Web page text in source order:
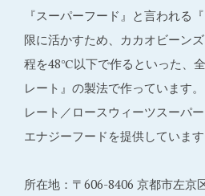
『スーパーフード』と言われる
限に活かすため、カカオビーン
程を48℃以下で作るといった、
レート』の製法で作っています
レート／ロースウィーツスーパ
エナジーフードを提供しています
所在地：〒606-8406 京都市左京